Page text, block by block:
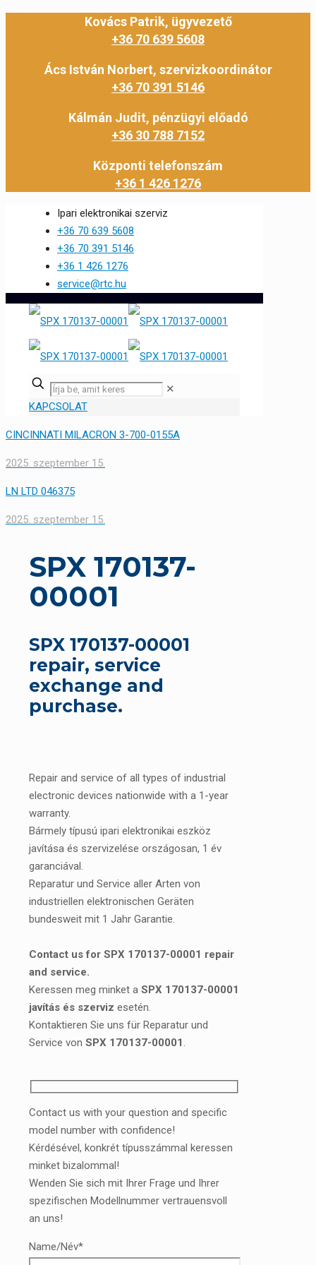
Kovács Patrik, ügyvezető
+36 70 639 5608
Ács István Norbert, szervizkoordinátor
+36 70 391 5146
Kálmán Judit, pénzügyi előadó
+36 30 788 7152
Központi telefonszám
+36 1 426 1276
Ipari elektronikai szerviz
+36 70 639 5608
+36 70 391 5146
+36 1 426 1276
service@rtc.hu
✕
KAPCSOLAT
CINCINNATI MILACRON 3-700-0155A
2025. szeptember 15.
LN LTD 046375
2025. szeptember 15.
SPX 170137-
00001
SPX 170137-00001
repair, service
exchange and
purchase.
Repair and service of all types of industrial
electronic devices nationwide with a 1-year
warranty.
Bármely típusú ipari elektronikai eszköz
javítása és szervizelése országosan, 1 év
garanciával.
Reparatur und Service aller Arten von
industriellen elektronischen Geräten
bundesweit mit 1 Jahr Garantie.
Contact us for SPX 170137-00001 repair
and service.
Keressen meg minket a SPX 170137-00001
javítás és szerviz esetén.
Kontaktieren Sie uns für Reparatur und
Service von SPX 170137-00001 .
Contact us with your question and specific
model number with confidence!
Kérdésével, konkrét típusszámmal keressen
minket bizalommal!
Wenden Sie sich mit Ihrer Frage und Ihrer
spezifischen Modellnummer vertrauensvoll
an uns!
Name/Név*